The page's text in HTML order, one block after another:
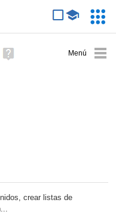
avanzada
Ayuda
(en
crear listas de